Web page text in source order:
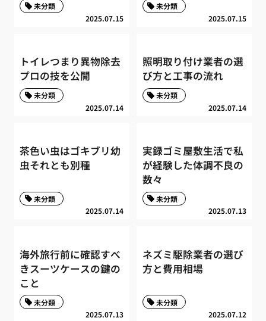
2025.07.15
未分類
2025.07.15
未分類
トイレつまり異物除去
プロの技を公開
2025.07.14
未分類
照明取り付け業者の選
び方と工事の流れ
2025.07.14
未分類
茶色い虫はゴキブリ幼
虫それとも別種
2025.07.14
未分類
実録ゴミ屋敷生活で私
が経験した体調不良の
数々
2025.07.13
未分類
海外旅行前に確認すべ
きスーツケースの鍵の
こと
2025.07.13
未分類
ネズミ駆除業者の選び
方と費用相場
2025.07.12
未分類